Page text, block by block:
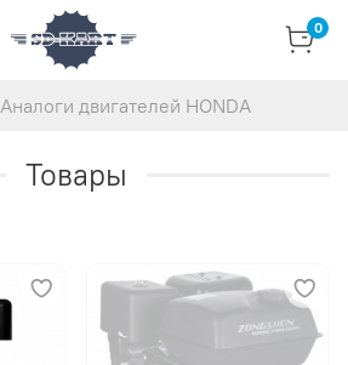
0
Аналоги двигателей HONDA
Товары